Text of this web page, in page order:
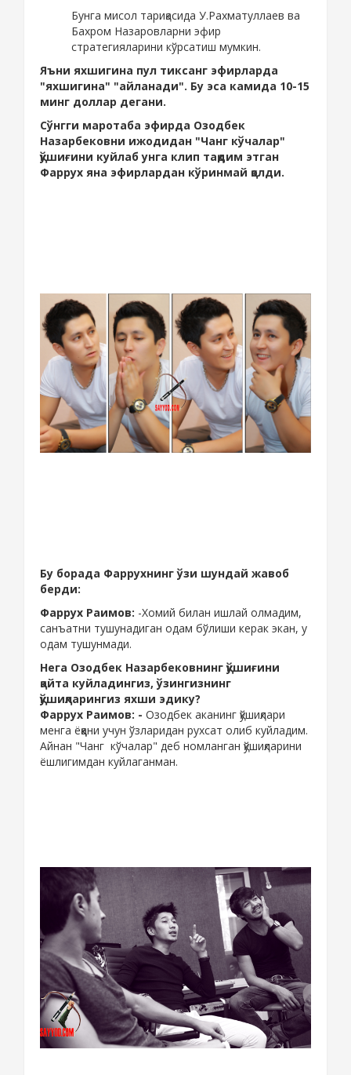
Бунга мисол тариқасида У.Рахматуллаев ва
Бахром Назаровларни эфир
стратегияларини кўрсатиш мумкин.
Яъни яхшигина пул тиксанг эфирларда
"яхшигина" "айланади". Бу эса камида 10-15
минг доллар дегани.
Сўнгги маротаба эфирда Озодбек
Назарбековни ижодидан "Чанг кўчалар"
қўшиғини куйлаб унга клип тақдим этган
Фаррух яна эфирлардан кўринмай қолди.
Бу борада Фаррухнинг ўзи шундай жавоб
берди:
Фаррух Раимов: -Хомий билан ишлай олмадим,
санъатни тушунадиган одам бўлиши керак экан, у
одам тушунмади.
Нега Озодбек Назарбековнинг қўшиғини
қайта куйладингиз, ўзингизнинг
қўшиқларингиз яхши эдику?
Фаррух Раимов: - Озодбек аканинг қўшиқлари
менга ёққани учун ўзларидан рухсат олиб куйладим.
Айнан "Чанг кўчалар" деб номланган қўшиқларини
ёшлигимдан куйлаганман.